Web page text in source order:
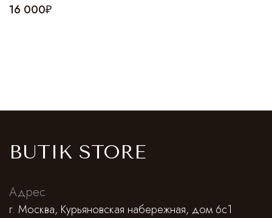
16 000₽
BUTIK STORE
Адрес
г. Москва, Курьяновская набережная, дом 6с1